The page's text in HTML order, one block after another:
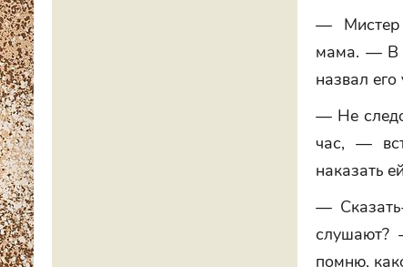
— Мистер
мама. — В
назвал
— Не
час, —
наказать
—
помню,